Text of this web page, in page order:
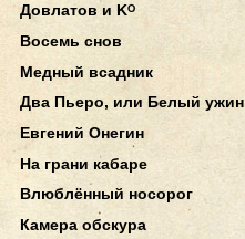
Довлатов и Kᴼ
Восемь снов
Медный всадник
Два Пьеро, или Белый ужин
Евгений Онегин
На грани кабаре
Влюблённый носорог
Камера обскура